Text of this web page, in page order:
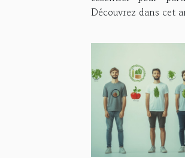
Découvrez dans cet